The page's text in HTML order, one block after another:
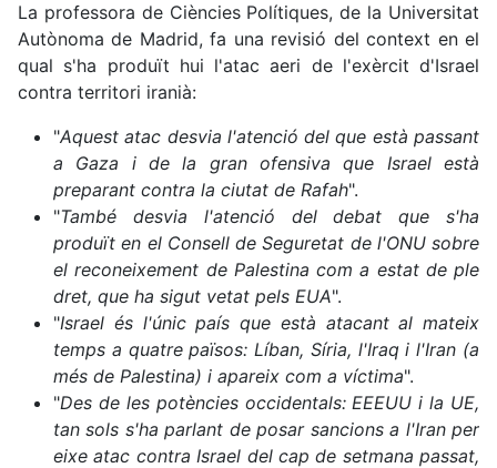
La professora de Ciències Polítiques, de la Universitat
Autònoma de Madrid, fa una revisió del context en el
qual s'ha produït hui l'atac aeri de l'exèrcit d'Israel
contra territori iranià:
"Aquest atac desvia l'atenció del que està passant
a Gaza i de la gran ofensiva que Israel està
preparant contra la ciutat de Rafah".
"També desvia l'atenció del debat que s'ha
produït en el Consell de Seguretat de l'ONU sobre
el reconeixement de Palestina com a estat de ple
dret, que ha sigut vetat pels EUA".
"Israel és l'únic país que està atacant al mateix
temps a quatre països: Líban, Síria, l'Iraq i l'Iran (a
més de Palestina) i apareix com a víctima".
"Des de les potències occidentals: EEEUU i la UE,
tan sols s'ha parlant de posar sancions a l'Iran per
eixe atac contra Israel del cap de setmana passat,